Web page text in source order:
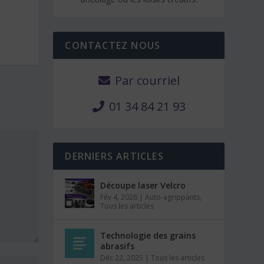
CONTACTEZ NOUS
Par courriel
01 34 84 21 93
DERNIERS ARTICLES
Découpe laser Velcro
Fév 4, 2026 |Auto-agrippants,
Tous les articles
Technologie des grains
abrasifs
Déc 22, 2025 |Tous les articles